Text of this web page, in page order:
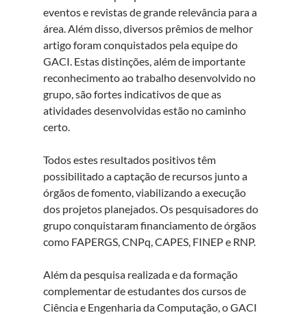
eventos e revistas de grande relevância para a
área. Além disso, diversos prêmios de melhor
artigo foram conquistados pela equipe do
GACI. Estas distinções, além de importante
reconhecimento ao trabalho desenvolvido no
grupo, são fortes indicativos de que as
atividades desenvolvidas estão no caminho
certo.
Todos estes resultados positivos têm
possibilitado a captação de recursos junto a
órgãos de fomento, viabilizando a execução
dos projetos planejados. Os pesquisadores do
grupo conquistaram financiamento de órgãos
como FAPERGS, CNPq, CAPES, FINEP e RNP.
Além da pesquisa realizada e da formação
complementar de estudantes dos cursos de
Ciência e Engenharia da Computação, o GACI